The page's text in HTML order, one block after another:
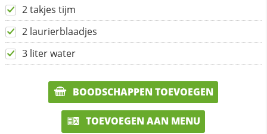
2 takjes tijm
2 laurierblaadjes
3 liter water
BOODSCHAPPEN TOEVOEGEN
TOEVOEGEN AAN MENU